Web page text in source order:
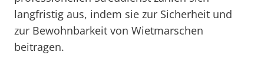
langfristig aus, indem sie zur Sicherheit und
zur Bewohnbarkeit von Wietmarschen
beitragen.